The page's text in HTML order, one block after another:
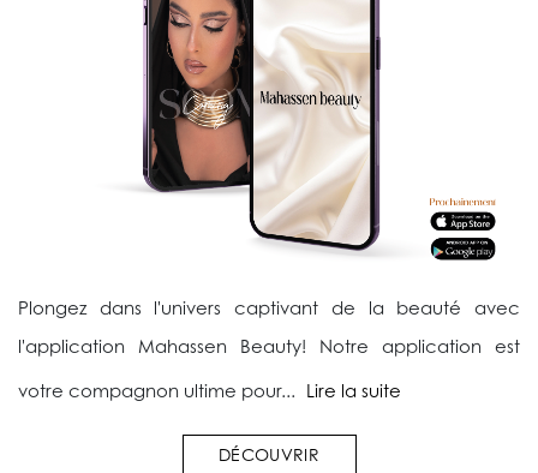
Plongez dans l'univers captivant de la beauté avec
l'application Mahassen Beauty! Notre application est
votre compagnon ultime pour... Lire la suite
DÉCOUVRIR